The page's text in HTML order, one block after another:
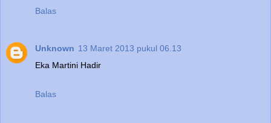
Balas
Unknown 13 Maret 2013 pukul 06.13
Eka Martini Hadir
Balas